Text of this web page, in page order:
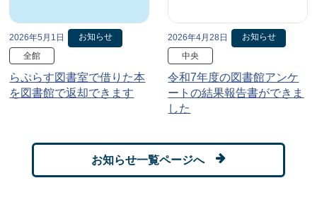
2026年5月1日
お知らせ
全館
らぷらす図書室で借りた本
を図書館で返却できます
2026年4月28日
お知らせ
中央
令和7年度の図書館アンケ
ートの結果報告書ができま
した
お知らせ一覧ページへ